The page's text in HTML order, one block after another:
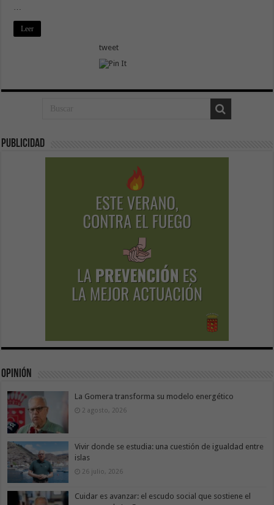
…
Leer
tweet
Publicidad
Opinión
La Gomera transforma su modelo energético
2 agosto, 2026
Vivir donde se estudia: una cuestión de igualdad entre
islas
26 julio, 2026
Cuidar es avanzar: el escudo social que sostiene el